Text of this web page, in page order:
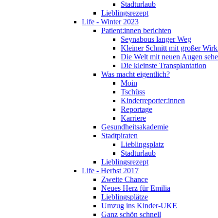
Stadturlaub
Lieblingsrezept
Life - Winter 2023
Patient:innen berichten
Seynabous langer Weg
Kleiner Schnitt mit großer
Die Welt mit neuen Augen
Die kleinste Transplantation
Was macht eigentlich?
Moin
Tschüss
Kinderreporter:innen
Reportage
Karriere
Gesundheitsakademie
Stadtpiraten
Lieblingsplatz
Stadturlaub
Lieblingsrezept
Life - Herbst 2017
Zweite Chance
Neues Herz für Emilia
Lieblingsplätze
Umzug ins Kinder-UKE
Ganz schön schnell